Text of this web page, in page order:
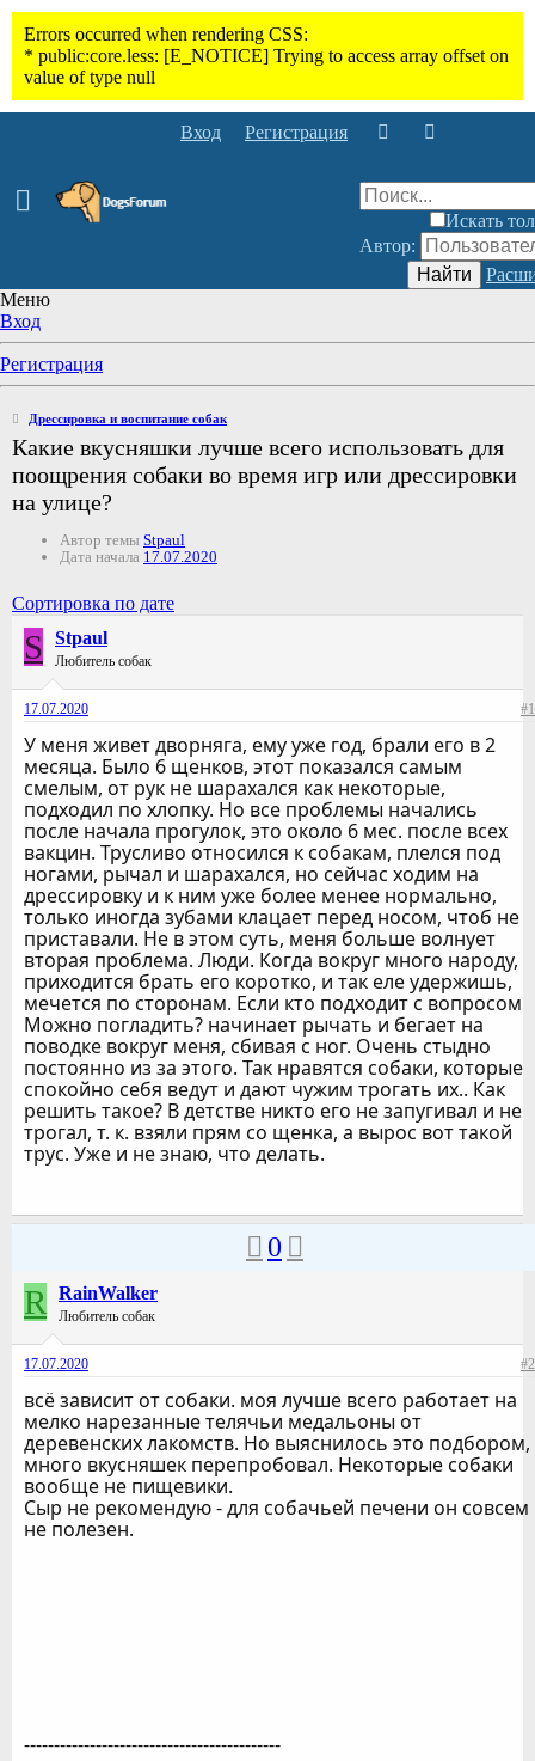
Вход Регистрация
Искать
Автор:
Найти
Меню
Вход
Регистрация
Дрессировка и воспитание собак
Какие вкусняшки лучше всего использовать для
поощрения собаки во время игр или дрессировки
на улице?
Автор темы Stpaul
Дата начала 17.07.2020
Сортировка по дате
S Stpaul
Любитель собак
17.07.2020 #1
У меня живет дворняга, ему уже год, брали его в 2
месяца. Было 6 щенков, этот показался самым
смелым, от рук не шарахался как некоторые,
подходил по хлопку. Но все проблемы начались
после начала прогулок, это около 6 мес. после всех
вакцин. Трусливо относился к собакам, плелся под
ногами, рычал и шарахался, но сейчас ходим на
дрессировку и к ним уже более менее нормально,
только иногда зубами клацает перед носом, чтоб не
приставали. Не в этом суть, меня больше волнует
вторая проблема. Люди. Когда вокруг много народу,
приходится брать его коротко, и так еле удержишь,
мечется по сторонам. Если кто подходит с вопросом
Можно погладить? начинает рычать и бегает на
поводке вокруг меня, сбивая с ног. Очень стыдно
постоянно из за этого. Так нравятся собаки, которые
спокойно себя ведут и дают чужим трогать их.. Как
решить такое? В детстве никто его не запугивал и не
трогал, т. к. взяли прям со щенка, а вырос вот такой
трус. Уже и не знаю, что делать.
0
R RainWalker
Любитель собак
17.07.2020 #2
всё зависит от собаки. моя лучше всего работает на
мелко нарезанные телячьи медальоны от
деревенских лакомств. Но выяснилось это подбором,
много вкусняшек перепробовал. Некоторые собаки
вообще не пищевики.
Сыр не рекомендую - для собачьей печени он совсем
не полезен.
-------------------------------------------